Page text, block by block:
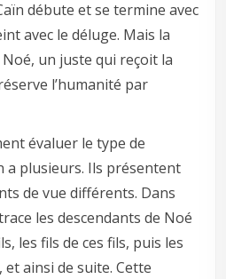
débute et se termine avec
avec le déluge. Mais la
un juste qui reçoit la
l’humanité par
évaluer le type de
a plusieurs. Ils présentent
de vue différents. Dans
les descendants de Noé
les fils de ces fils, puis les
ainsi de suite. Cette